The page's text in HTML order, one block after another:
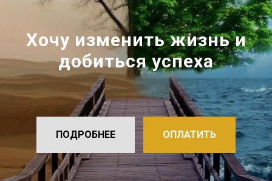
Хочу изменить жизнь и
добиться успеха
ПОДРОБНЕЕ ОПЛАТИТЬ